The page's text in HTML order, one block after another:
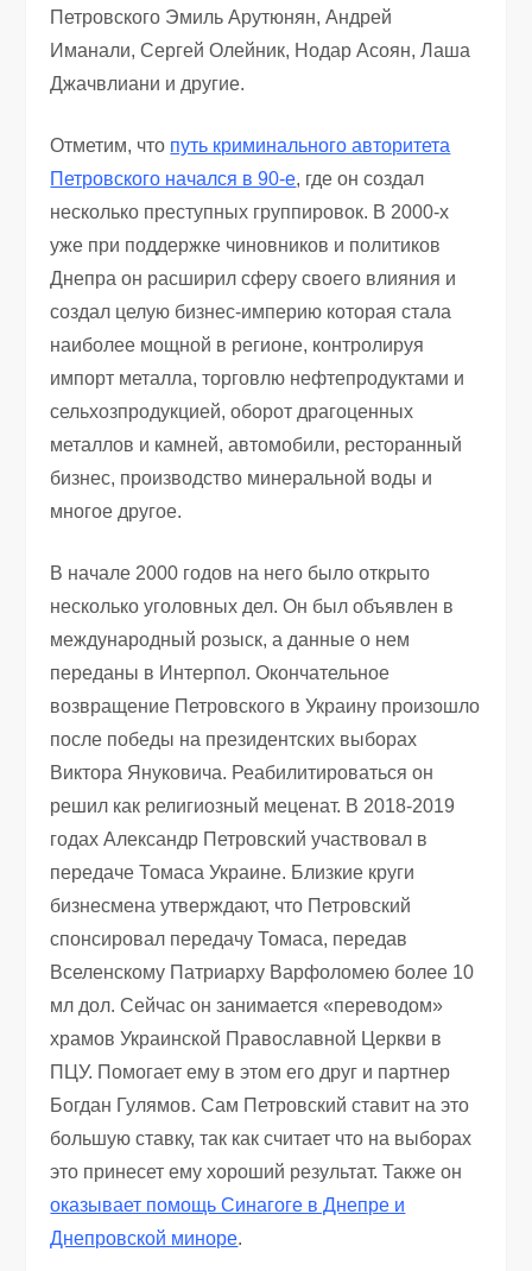
Петровского Эмиль Арутюнян, Андрей
Иманали, Сергей Олейник, Нодар Асоян, Лаша
Джачвлиани и другие.
Отметим, что путь криминального авторитета
Петровского начался в 90-е, где он создал
несколько преступных группировок. В 2000-х
уже при поддержке чиновников и политиков
Днепра он расширил сферу своего влияния и
создал целую бизнес-империю которая стала
наиболее мощной в регионе, контролируя
импорт металла, торговлю нефтепродуктами и
сельхозпродукцией, оборот драгоценных
металлов и камней, автомобили, ресторанный
бизнес, производство минеральной воды и
многое другое.
В начале 2000 годов на него было открыто
несколько уголовных дел. Он был объявлен в
международный розыск, а данные о нем
переданы в Интерпол. Окончательное
возвращение Петровского в Украину произошло
после победы на президентских выборах
Виктора Януковича. Реабилитироваться он
решил как религиозный меценат. В 2018-2019
годах Александр Петровский участвовал в
передаче Томаса Украине. Близкие круги
бизнесмена утверждают, что Петровский
спонсировал передачу Томаса, передав
Вселенскому Патриарху Варфоломею более 10
мл дол. Сейчас он занимается «переводом»
храмов Украинской Православной Церкви в
ПЦУ. Помогает ему в этом его друг и партнер
Богдан Гулямов. Сам Петровский ставит на это
большую ставку, так как считает что на выборах
это принесет ему хороший результат. Также он
оказывает помощь Синагоге в Днепре и
Днепровской миноре.